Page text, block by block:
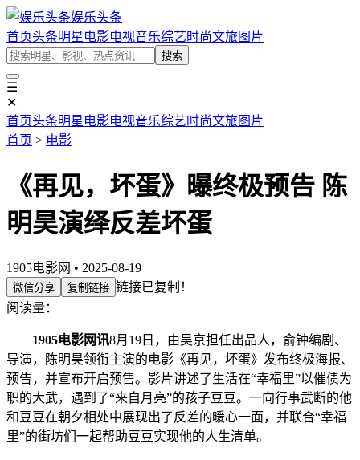
娱乐头条
首页头条明星 电影电视音乐综艺时尚文旅图片
搜索
☰
✕
首页头条明星 电影电视音乐综艺时尚文旅图片
首页 > 电影
《再见，坏蛋》曝终极预告 陈
明昊演绎反差坏蛋
1905电影网 • 2025-08-19
微信分享 复制链接 链接已复制！
阅读量：
1905电影网讯8月19日，由吴京担任出品人，俞钟编剧、
导演，陈明昊领衔主演的电影《再见，坏蛋》发布终极海报、
预告，并宣布开启预售。影片讲述了生活在“幸福里”以催债为
职的大武，遇到了“来自月亮”的孩子豆豆。一向行事武断的他
和豆豆在朝夕相处中展现出了反差的暖心一面，并联合“幸福
里”的街坊们一起帮助豆豆实现他的人生清单。